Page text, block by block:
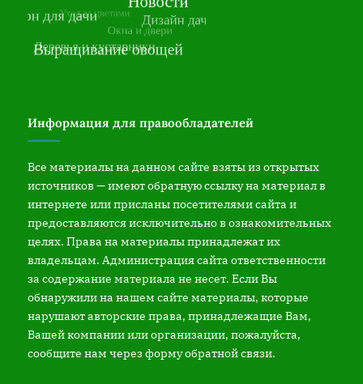
Информация для правообладателей
Все материалы на данном сайте взяты из открытых
источников — имеют обратную ссылку на материал в
интернете или присланы посетителями сайта и
предоставляются исключительно в ознакомительных
целях. Права на материалы принадлежат их
владельцам. Администрация сайта ответственности
за содержание материала не несет. Если Вы
обнаружили на нашем сайте материалы, которые
нарушают авторские права, принадлежащие Вам,
Вашей компании или организации, пожалуйста,
сообщите нам через форму обратной связи.